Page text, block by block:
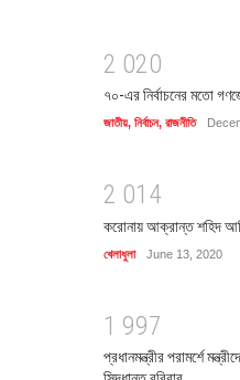
2 020
৭০-এর নির্বাচনের মতো
জাতীয়, নির্বাচন, রাজনীতি
2 01 4
করোনায় আক্রান্ত শহিদ
খেলাধুলা June 13, 2020
1 997
প্রধানমন্ত্রীর পরামর্শে